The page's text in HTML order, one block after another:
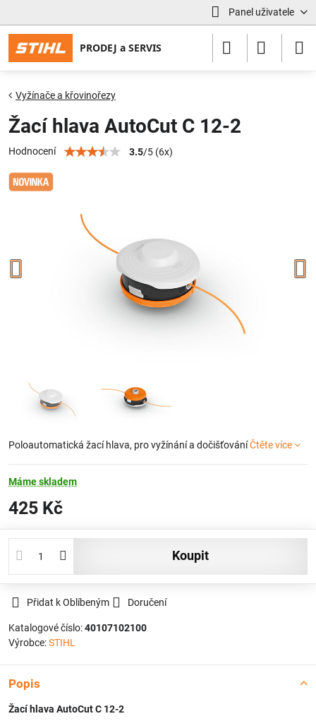
Panel uživatele
Vyžínače a křovinořezy
Žací hlava AutoCut C 12-2
Hodnocení 3.5/5 (6x)
Poloautomatická žací hlava, pro vyžínání a dočišťováníČtěte více
Máme skladem
425 Kč
koupit
Přidat k Oblíbeným Doručení
Katalogové číslo:40107102100
Výrobce:STIHL
Popis
Žací hlava AutoCut C 12-2